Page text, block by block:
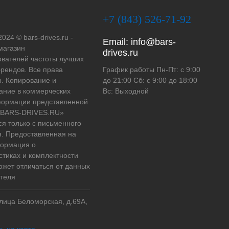
© bars-drives.ru -
частоты лучших
Все права
Копирование и
в коммерческих
представленной
DRIVES.RU»
только с письменного
Предоставленная на
о
и комплектности
отличаться от данных
Беломорская, д.69А,
+7 (843) 526-71-92
Email: info@bars-
drives.ru
График работы Пн-Пт: с 9:00
до 21:00 Сб: с 9:00 до 18:00
Вс: Выходной